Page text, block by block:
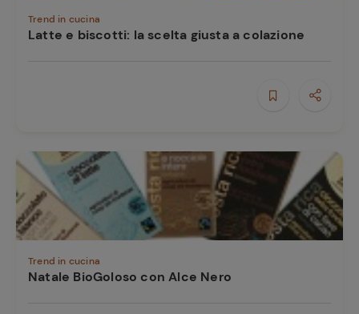
Trend in cucina
Latte e biscotti: la scelta giusta a colazione
Trend in cucina
Natale BioGoloso con Alce Nero